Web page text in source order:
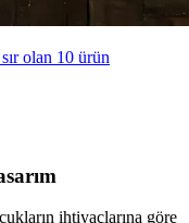
olan 10 ürün
ihtiyaçlarına göre